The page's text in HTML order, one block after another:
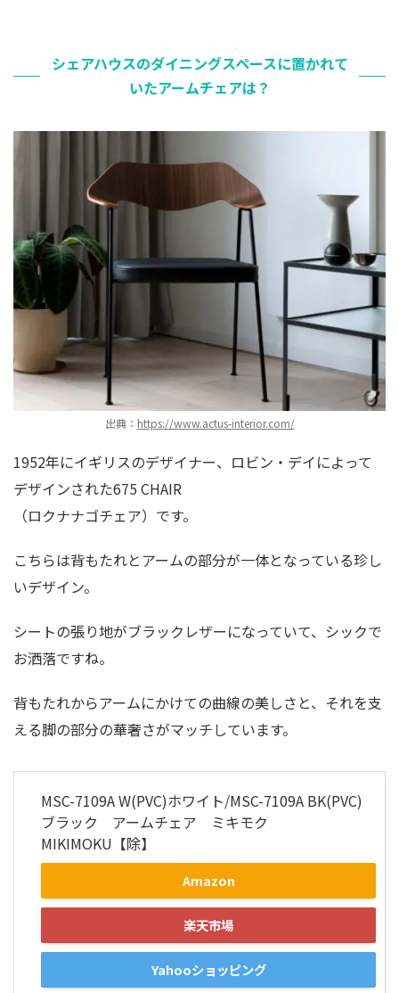
シェアハウスのダイニングスペースに置かれて
いたアームチェアは？
出典： https://www.actus-interior.com/
1952年にイギリスのデザイナー、ロビン・デイによって
デザインされた675 CHAIR
（ロクナナゴチェア）です。
こちらは背もたれとアームの部分が一体となっている珍し
いデザイン。
シートの張り地がブラックレザーになっていて、シックで
お洒落ですね。
背もたれからアームにかけての曲線の美しさと、それを支
える脚の部分の華奢さがマッチしています。
MSC-7109A W(PVC)ホワイト/MSC-7109A BK(PVC)
ブラック アームチェア ミキモク
MIKIMOKU【除】
Amazon
楽天市場
Yahooショッピング